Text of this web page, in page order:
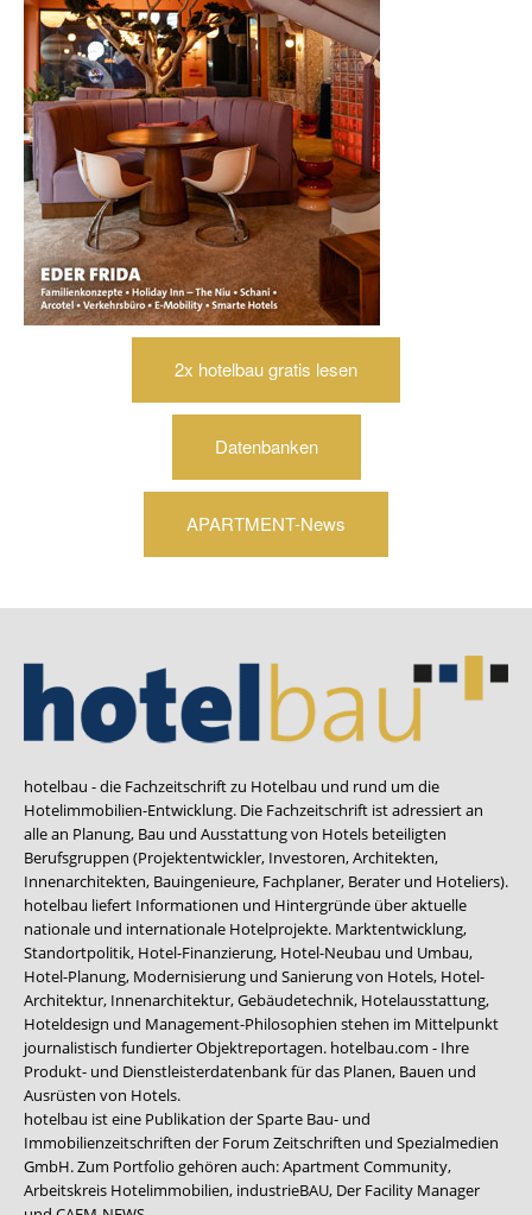
2x hotelbau gratis lesen
Datenbanken
APARTMENT-News
hotelbau - die Fachzeitschrift zu Hotelbau und rund um die
Hotelimmobilien-Entwicklung. Die Fachzeitschrift ist adressiert an
alle an Planung, Bau und Ausstattung von Hotels beteiligten
Berufsgruppen (Projektentwickler, Investoren, Architekten,
Innenarchitekten, Bauingenieure, Fachplaner, Berater und Hoteliers).
hotelbau liefert Informationen und Hintergründe über aktuelle
nationale und internationale Hotelprojekte. Marktentwicklung,
Standortpolitik, Hotel-Finanzierung, Hotel-Neubau und Umbau,
Hotel-Planung, Modernisierung und Sanierung von Hotels, Hotel-
Architektur, Innenarchitektur, Gebäudetechnik, Hotelausstattung,
Hoteldesign und Management-Philosophien stehen im Mittelpunkt
journalistisch fundierter Objektreportagen. hotelbau.com - Ihre
Produkt- und Dienstleisterdatenbank für das Planen, Bauen und
Ausrüsten von Hotels.
hotelbau ist eine Publikation der Sparte Bau- und
Immobilienzeitschriften der Forum Zeitschriften und Spezialmedien
GmbH. Zum Portfolio gehören auch:Apartment Community,
Arbeitskreis Hotelimmobilien, industrieBAU, Der Facility Manager